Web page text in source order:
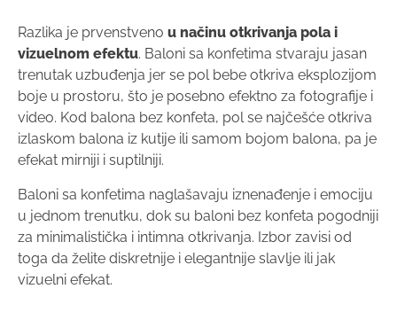
Razlika je prvenstveno u načinu otkrivanja pola i
vizuelnom efektu. Baloni sa konfetima stvaraju jasan
trenutak uzbuđenja jer se pol bebe otkriva eksplozijom
boje u prostoru, što je posebno efektno za fotografije i
video. Kod balona bez konfeta, pol se najčešće otkriva
izlaskom balona iz kutije ili samom bojom balona, pa je
efekat mirniji i suptilniji.
Baloni sa konfetima naglašavaju iznenađenje i emociju
u jednom trenutku, dok su baloni bez konfeta pogodniji
za minimalistička i intimna otkrivanja. Izbor zavisi od
toga da želite diskretnije i elegantnije slavlje ili jak
vizuelni efekat.